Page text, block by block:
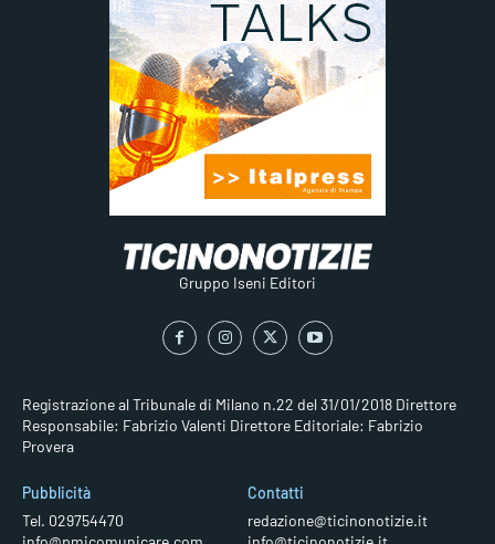
Gruppo Iseni Editori
Registrazione al Tribunale di Milano n.22 del 31/01/2018 Direttore
Responsabile: Fabrizio Valenti Direttore Editoriale: Fabrizio
Provera
Pubblicità
Tel. 029754470
Contatti
redazione@ticinonotizie.it